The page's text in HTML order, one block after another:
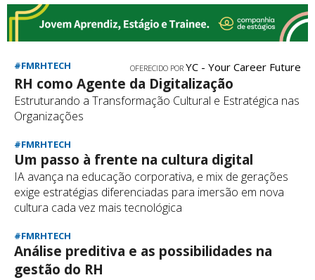
#FMRHTECH OFERECIDO POR YC - Your Career Future
RH como Agente da Digitalização
Estruturando a Transformação Cultural e Estratégica nas
Organizações
#FMRHTECH
Um passo à frente na cultura digital
IA avança na educação corporativa, e mix de gerações
exige estratégias diferenciadas para imersão em nova
cultura cada vez mais tecnológica
#FMRHTECH
Análise preditiva e as possibilidades na
gestão do RH